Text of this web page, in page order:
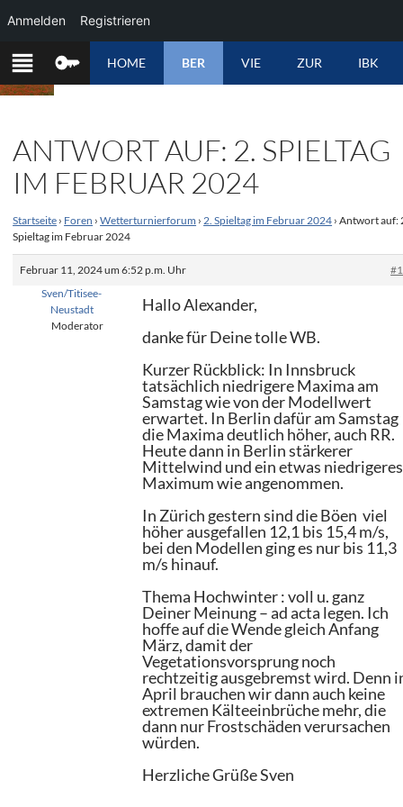
ZUM
INHALT
SPRINGEN
HOME BER VIE ZUR IBK
ANTWORT AUF: 2. SPIELTAG
IM FEBRUAR 2024
Startseite › Foren › Wetterturnierforum › 2. Spieltag im Februar 2024 › Antwort auf:
Spieltag im Februar 2024
Februar 11, 2024 um 6:52 p.m. Uhr
Sven/Titisee-
Neustadt
Moderator
Hallo Alexander,
danke für Deine tolle WB.
Kurzer Rückblick: In Innsbruck
tatsächlich niedrigere Maxima am
Samstag wie von der Modellwert
erwartet. In Berlin dafür am Samstag
die Maxima deutlich höher, auch RR.
Heute dann in Berlin stärkerer
Mittelwind und ein etwas niedrigeres
Maximum wie angenommen.
In Zürich gestern sind die Böen viel
höher ausgefallen 12,1 bis 15,4 m/s,
bei den Modellen ging es nur bis 11,3
m/s hinauf.
Thema Hochwinter : voll u. ganz
Deiner Meinung – ad acta legen. Ich
hoffe auf die Wende gleich Anfang
März, damit der
Vegetationsvorsprung noch
rechtzeitig ausgebremst wird. Denn
April brauchen wir dann auch keine
extremen Kälteeinbrüche mehr, die
dann nur Frostschäden verursachen
würden.
Herzliche Grüße Sven
Anmelden Registrieren